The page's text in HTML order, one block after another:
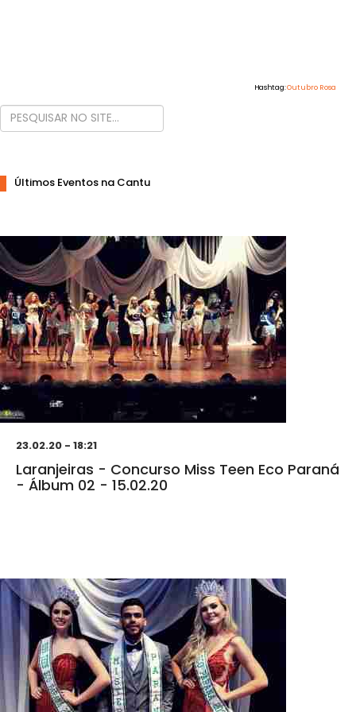
Hashtag:Outubro Rosa
Últimos Eventos na Cantu
23.02.20 - 18:21
Laranjeiras - Concurso Miss Teen Eco Paraná
- Álbum 02 - 15.02.20